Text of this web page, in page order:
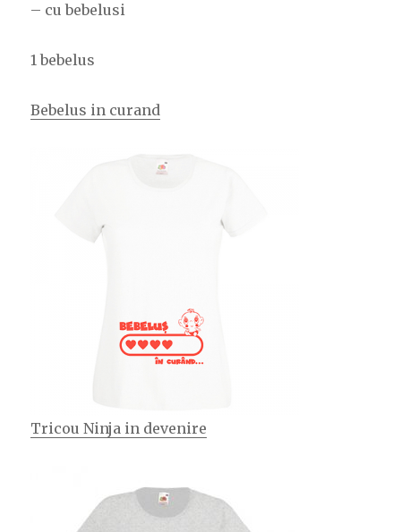
– cu bebelusi
1 bebelus
Bebelus in curand
Tricou Ninja in devenire